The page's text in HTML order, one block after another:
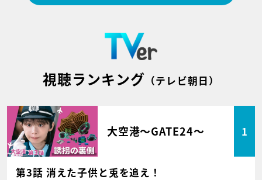
視聴ランキング （テレビ朝日）
大空港～GATE24～ 1
第3話 消えた子供と兎を追え！